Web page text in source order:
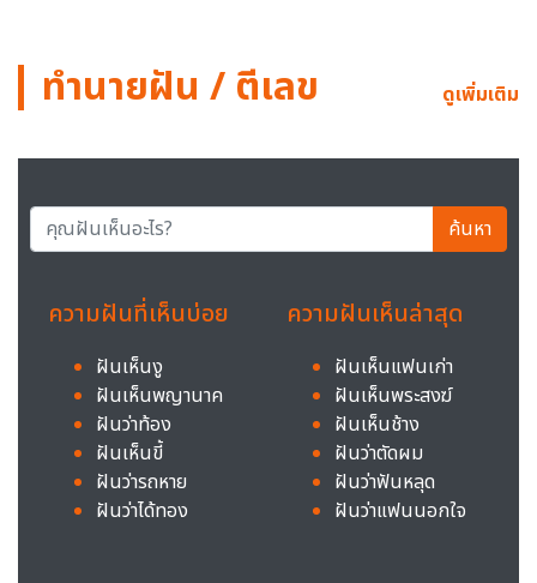
ทำนายฝัน / ตีเลข ดูเพิ่มเติม
ค้นหา
ความฝันที่เห็นบ่อย
ฝันเห็นงู
ฝันเห็นพญานาค
ฝันว่าท้อง
ฝันเห็นขี้
ฝันว่ารถหาย
ฝันว่าได้ทอง
ความฝันเห็นล่าสุด
ฝันเห็นแฟนเก่า
ฝันเห็นพระสงฆ์
ฝันเห็นช้าง
ฝันว่าตัดผม
ฝันว่าฟันหลุด
ฝันว่าแฟนนอกใจ